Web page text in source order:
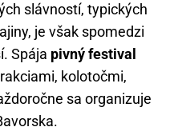
slávností, typických
je však spomedzi
Spája pivný festival
kolotočmi,
sa organizuje